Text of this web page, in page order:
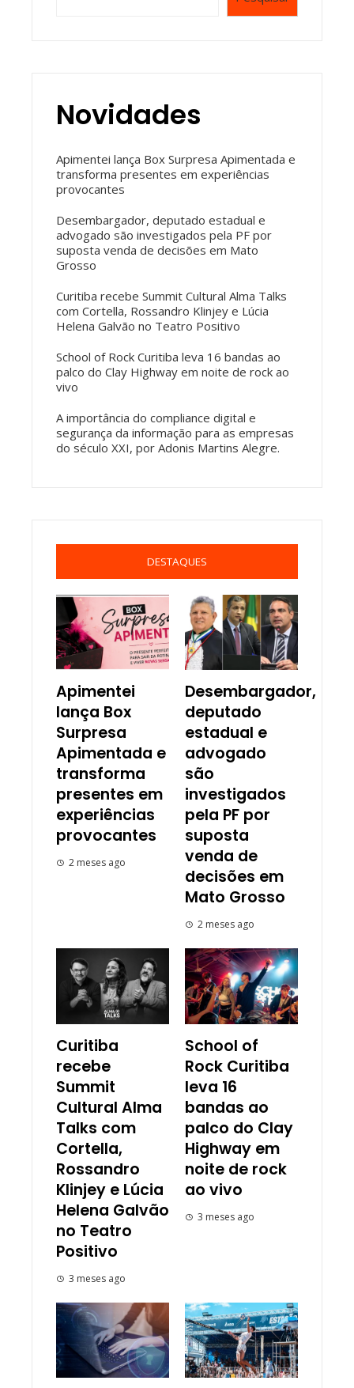
Novidades
Apimentei lança Box Surpresa Apimentada e
transforma presentes em experiências
provocantes
Desembargador, deputado estadual e
advogado são investigados pela PF por
suposta venda de decisões em Mato
Grosso
Curitiba recebe Summit Cultural Alma Talks
com Cortella, Rossandro Klinjey e Lúcia
Helena Galvão no Teatro Positivo
School of Rock Curitiba leva 16 bandas ao
palco do Clay Highway em noite de rock ao
vivo
A importância do compliance digital e
segurança da informação para as empresas
do século XXI, por Adonis Martins Alegre.
DESTAQUES
Apimentei
lança Box
Surpresa
Apimentada e
transforma
presentes em
experiências
provocantes
2 meses ago
Desembargador,
deputado
estadual e
advogado
são
investigados
pela PF por
suposta
venda de
decisões em
Mato Grosso
2 meses ago
Curitiba
recebe
Summit
Cultural Alma
Talks com
Cortella,
Rossandro
Klinjey e Lúcia
Helena Galvão
no Teatro
Positivo
3 meses ago
School of
Rock Curitiba
leva 16
bandas ao
palco do Clay
Highway em
noite de rock
ao vivo
3 meses ago